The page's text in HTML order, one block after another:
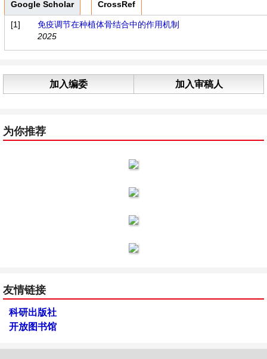
Google Scholar CrossRef
[1]
免疫调节在种植体骨结合中的作用机制
2025
加入编委 加入审稿人
为你推荐
友情链接
科研出版社
开放图书馆